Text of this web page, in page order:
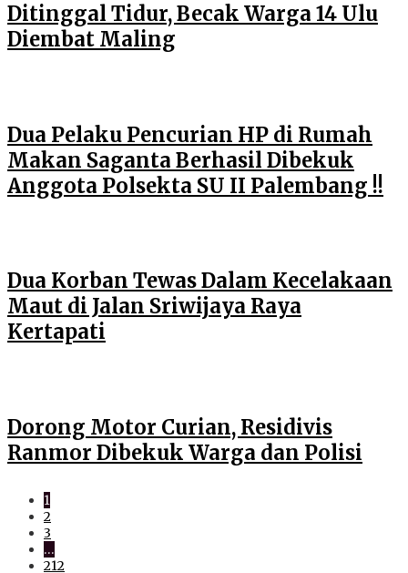
Ditinggal Tidur, Becak Warga 14 Ulu
Diembat Maling
Dua Pelaku Pencurian HP di Rumah
Makan Saganta Berhasil Dibekuk
Anggota Polsekta SU II Palembang !!
Dua Korban Tewas Dalam Kecelakaan
Maut di Jalan Sriwijaya Raya
Kertapati
Dorong Motor Curian, Residivis
Ranmor Dibekuk Warga dan Polisi
1
2
3
…
212